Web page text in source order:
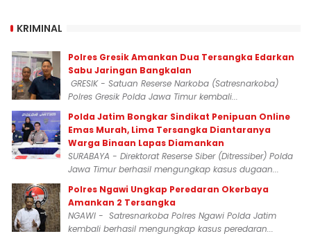
KRIMINAL
Polres Gresik Amankan Dua Tersangka Edarkan
Sabu Jaringan Bangkalan
GRESIK - Satuan Reserse Narkoba (Satresnarkoba)
Polres Gresik Polda Jawa Timur kembali...
Polda Jatim Bongkar Sindikat Penipuan Online
Emas Murah, Lima Tersangka Diantaranya
Warga Binaan Lapas Diamankan
SURABAYA - Direktorat Reserse Siber (Ditressiber) Polda
Jawa Timur berhasil mengungkap kasus dugaan...
Polres Ngawi Ungkap Peredaran Okerbaya
Amankan 2 Tersangka
NGAWI - Satresnarkoba Polres Ngawi Polda Jatim
kembali berhasil mengungkap kasus peredaran...